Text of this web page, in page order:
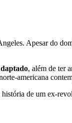
Apesar do
, além de ter
americana
de um ex-